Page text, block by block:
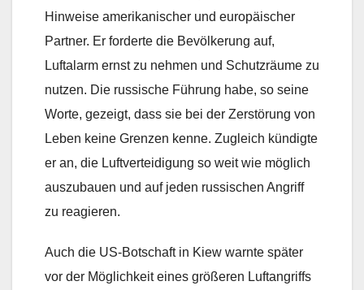
Hinweise amerikanischer und europäischer
Partner. Er forderte die Bevölkerung auf,
Luftalarm ernst zu nehmen und Schutzräume zu
nutzen. Die russische Führung habe, so seine
Worte, gezeigt, dass sie bei der Zerstörung von
Leben keine Grenzen kenne. Zugleich kündigte
er an, die Luftverteidigung so weit wie möglich
auszubauen und auf jeden russischen Angriff
zu reagieren.
Auch die US-Botschaft in Kiew warnte später
vor der Möglichkeit eines größeren Luftangriffs